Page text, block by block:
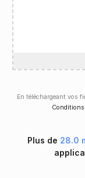
En téléchargeant vos
Plus de 28.0